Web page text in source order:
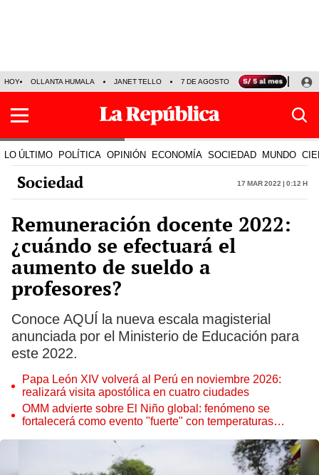
HOY OLLANTA HUMALA JANET TELLO 7 DE AGOSTO TINKA RESULTADOS
LO ÚLTIMO POLÍTICA OPINIÓN ECONOMÍA SOCIEDAD MUNDO
Sociedad 17 Mar 2022 | 0:12 h
Remuneración docente 2022:
¿cuándo se efectuará el
aumento de sueldo a
profesores?
Conoce AQUÍ la nueva escala magisterial
anunciada por el Ministerio de Educación para
este 2022.
Papa León XIV volverá al Perú en noviembre 2026:
realizará visita apostólica en cuatro ciudades
OMM advierte sobre El Niño global: fenómeno se
fortalecerá como evento "fuerte" con temperaturas